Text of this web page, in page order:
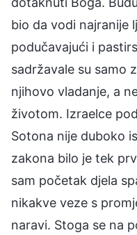
bio da vodi najranije
podučavajući i
sadržavale su samo
njihovo vladanje, a
životom. Izraelce
Sotona nije duboko
zakona bilo je tek
sam početak djela
nikakve veze s
naravi. Stoga se na